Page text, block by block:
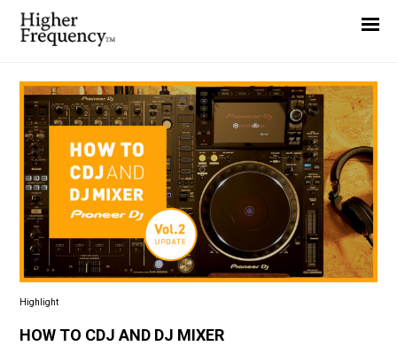
Highlight
HOW TO CDJ AND DJ MIXER
Interview
Highlight
Report